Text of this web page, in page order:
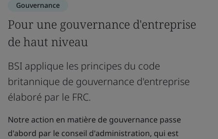
Gouvernance
Pour une gouvernance d'entreprise
de haut niveau
BSI applique les principes du code
britannique de gouvernance d'entreprise
élaboré par le FRC.
Notre action en matière de gouvernance passe
d'abord par le conseil d'administration, qui est